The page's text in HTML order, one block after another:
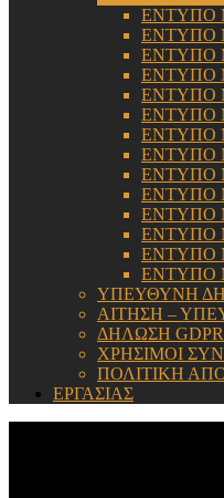
ΕΝΤΥΠΟ
ΕΝΤΥΠΟ
ΕΝΤΥΠΟ
ΕΝΤΥΠΟ
ΕΝΤΥΠΟ
ΕΝΤΥΠΟ
ΕΝΤΥΠΟ
ΕΝΤΥΠΟ
ΕΝΤΥΠΟ
ΕΝΤΥΠΟ
ΕΝΤΥΠΟ
ΕΝΤΥΠΟ
ΕΝΤΥΠΟ
ΕΝΤΥΠΟ
ΥΠΕΥΘΥΝΗ
ΑΙΤΗΣΗ –
ΔΗΛΩΣΗ GDPR
ΧΡΗΣΙΜΟΙ
ΠΟΛΙΤΙΚΗ
ΕΡΓΑΣΙΑΣ